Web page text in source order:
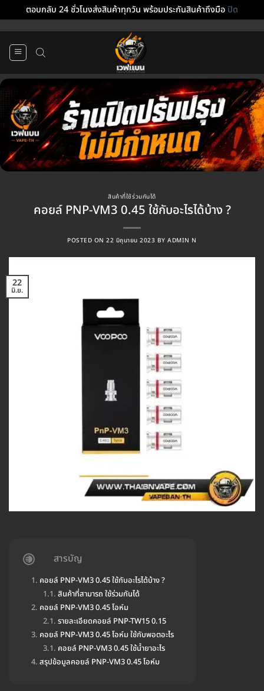
ตอบกลับ 24 ชั่วโมงส่งสินค้าทุกวัน พร้อมประกันสินค้าถึงมือปิด
สินค้าที่ใช้ร่วมกันได้
คอยล์ PNP-VM3 0.45 ใช้กับอะไรได้บ้าง ?
POSTED ON22 มิถุนายน 2023 BYADMIN N
22
มิ.ย.
สารบัญ
คอยล์ PNP-VM3 0.45 ใช้กับอะไรได้บ้าง ?
สินค้าที่สามารถ ใช้ร่วมกันได้
คอยล์ PNP-VM3 0.45 โอห์ม
รายละเอียดคอยล์ PNP-TW15 0.15
คอยล์ PNP-VM3 0.45 โอห์ม ใช้กับพอตอะไร
คอยล์ PNP-VM3 0.45 ใช้น้ำยาอะไร
สรุปข้อมูลคอยล์ PNP-VM3 0.45 โอห์ม